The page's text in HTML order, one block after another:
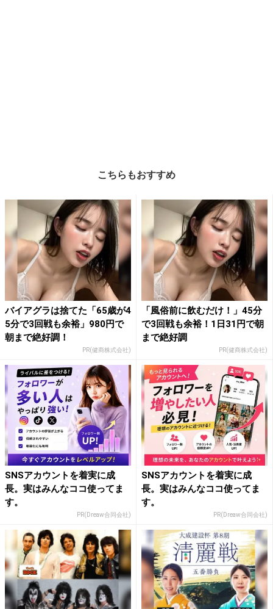
こちらもおすすめ
バイアグラは捨てた「65歳が4
5分で3回戦も余裕」980円で
朝まで絶好調！
PR(健商株式会社)
「風俗前に飲むだけ！」45分
で3回戦も余裕！1日31円で朝
まで絶好調
PR(健商株式会社)
SNSアカウントを着実に成
長。実はみんなココ使ってま
す。
PR(Dreaw合同会社)
SNSアカウントを着実に成
長。実はみんなココ使ってま
す。
PR(Dreaw合同会社)